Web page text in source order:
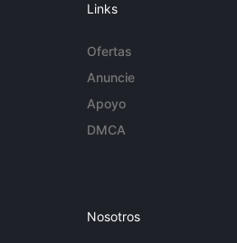
Links
Ofertas
Anuncie
Apoyo
DMCA
Nosotros